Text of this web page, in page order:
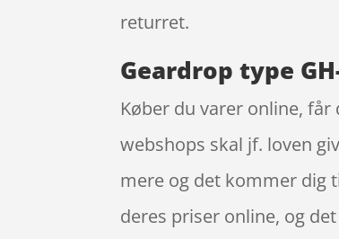
returret.
Geardrop type
Køber du varer online,
webshops skal jf. loven
mere og det kommer dig
deres priser online, og